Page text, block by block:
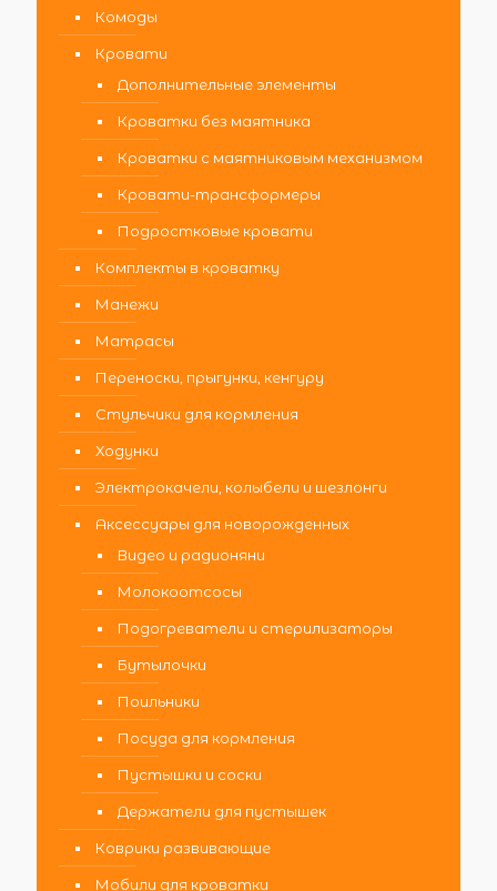
Комоды
Кровати
Дополнительные элементы
Кроватки без маятника
Кроватки с маятниковым механизмом
Кровати-трансформеры
Подростковые кровати
Комплекты в кроватку
Манежи
Матрасы
Переноски, прыгунки, кенгуру
Стульчики для кормления
Ходунки
Электрокачели, колыбели и шезлонги
Аксессуары для новорожденных
Видео и радионяни
Молокоотсосы
Подогреватели и стерилизаторы
Бутылочки
Поильники
Посуда для кормления
Пустышки и соски
Держатели для пустышек
Коврики развивающие
Мобили для кроватки